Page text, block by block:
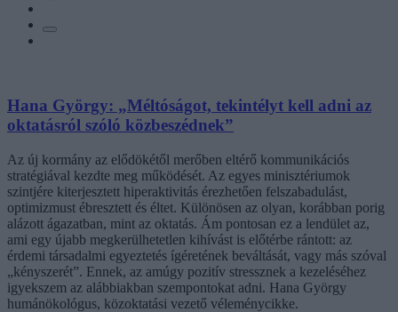
Hana György: „Méltóságot, tekintélyt kell adni az
oktatásról szóló közbeszédnek”
Az új kormány az elődökétől merőben eltérő kommunikációs
stratégiával kezdte meg működését. Az egyes minisztériumok
szintjére kiterjesztett hiperaktivitás érezhetően felszabadulást,
optimizmust ébresztett és éltet. Különösen az olyan, korábban porig
alázott ágazatban, mint az oktatás. Ám pontosan ez a lendület az,
ami egy újabb megkerülhetetlen kihívást is előtérbe rántott: az
érdemi társadalmi egyeztetés ígéretének beváltását, vagy más szóval
„kényszerét”. Ennek, az amúgy pozitív stressznek a kezeléséhez
igyekszem az alábbiakban szempontokat adni. Hana György
humánökológus, közoktatási vezető véleménycikke.